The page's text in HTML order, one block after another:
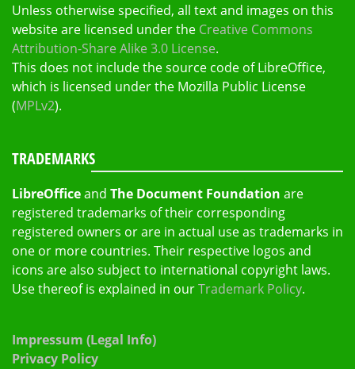
Unless otherwise specified, all text and images on this
website are licensed under the Creative Commons
Attribution-Share Alike 3.0 License.
This does not include the source code of LibreOffice,
which is licensed under the Mozilla Public License
(MPLv2).
TRADEMARKS
LibreOfficeand The Document Foundation are
registered trademarks of their corresponding
registered owners or are in actual use as trademarks in
one or more countries. Their respective logos and
icons are also subject to international copyright laws.
Use thereof is explained in ourTrademark Policy.
Impressum (Legal Info)
Privacy Policy